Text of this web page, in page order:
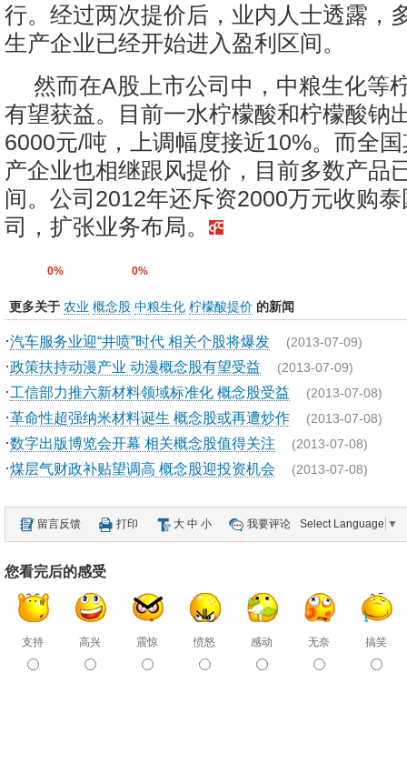
行。经过两次提价后，业内人士透露，
生产企业已经开始进入盈利区间。
然而在A股上市公司中，中粮生化等
有望获益。目前一水柠檬酸和柠檬酸钠
6000元/吨，上调幅度接近10%。而全
产企业也相继跟风提价，目前多数产品
间。公司2012年还斥资2000万元收购
司，扩张业务布局。
0% 0%
更多关于 农业 概念股 中粮生化 柠檬酸提价 的新闻
·汽车服务业迎“井喷”时代 相关个股将爆发 (2013-07-09)
·政策扶持动漫产业 动漫概念股有望受益 (2013-07-09)
·工信部力推六新材料领域标准化 概念股受益 (2013-07-08)
·革命性超强纳米材料诞生 概念股或再遭炒作 (2013-07-08)
·数字出版博览会开幕 相关概念股值得关注 (2013-07-08)
·煤层气财政补贴望调高 概念股迎投资机会 (2013-07-08)
留言反馈 打印 大 中 小 我要评论 Select Language ▼
您看完后的感受
支持 高兴 震惊 愤怒 感动 无奈 搞笑